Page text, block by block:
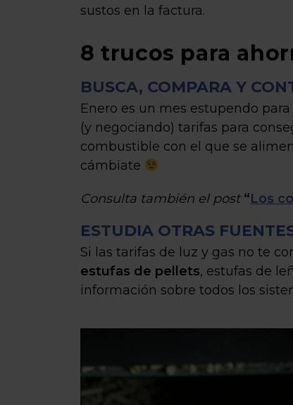
sustos en la factura.
8 trucos para
BUSCA, COMPARA Y
Enero es un mes estupendo
(y negociando) tarifas para
combustible con el que se
cámbiate
Consulta también el post “Los
ESTUDIA OTRAS
Si las tarifas de luz y gas no te
estufas de pellets, estufas de
información sobre todos los